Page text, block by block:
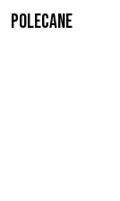
Polecane